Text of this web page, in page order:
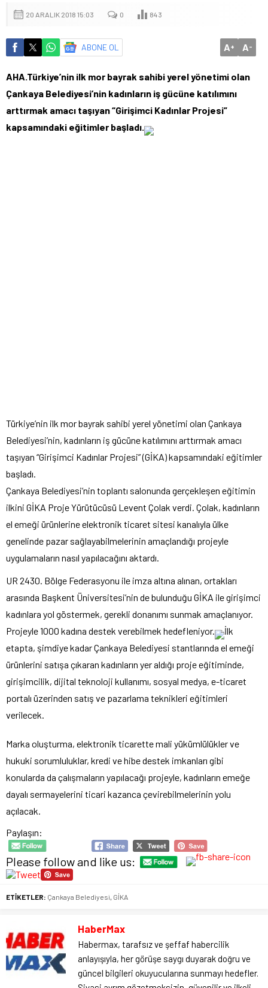
20 ARALIK 2018 15:03 0 843
ABONE OL A+ A-
AHA.Türkiye’nin ilk mor bayrak sahibi yerel yönetimi olan
Çankaya Belediyesi’nin kadınların iş gücüne katılımını
arttırmak amacı taşıyan “Girişimci Kadınlar Projesi”
kapsamındaki eğitimler başladı.
Türkiye’nin ilk mor bayrak sahibi yerel yönetimi olan Çankaya
Belediyesi’nin, kadınların iş gücüne katılımını arttırmak amacı
taşıyan “Girişimci Kadınlar Projesi” (GİKA) kapsamındaki eğitimler
başladı.
Çankaya Belediyesi’nin toplantı salonunda gerçekleşen eğitimin
ilkini GİKA Proje Yürütücüsü Levent Çolak verdi. Çolak, kadınların
el emeği ürünlerine elektronik ticaret sitesi kanalıyla ülke
genelinde pazar sağlayabilmelerinin amaçlandığı projeyle
uygulamaların nasıl yapılacağını aktardı.
UR 2430. Bölge Federasyonu ile imza altına alınan, ortakları
arasında Başkent Üniversitesi’nin de bulunduğu GİKA ile girişimci
kadınlara yol göstermek, gerekli donanımı sunmak amaçlanıyor.
Projeyle 1000 kadına destek verebilmek hedefleniyor.
İlk
etapta, şimdiye kadar Çankaya Belediyesi stantlarında el emeği
ürünlerini satışa çıkaran kadınların yer aldığı proje eğitiminde,
girişimcilik, dijital teknoloji kullanımı, sosyal medya, e-ticaret
portalı üzerinden satış ve pazarlama teknikleri eğitimleri
verilecek.
Marka oluşturma, elektronik ticarette mali yükümlülükler ve
hukuki sorumluluklar, kredi ve hibe destek imkanları gibi
konularda da çalışmaların yapılacağı projeyle, kadınların emeğe
dayalı sermayelerini ticari kazanca çevirebilmelerinin yolu
açılacak.
Paylaşın:
Please follow and like us:
ETİKETLER: Çankaya Belediyesi, GİKA
HaberMax
Habermax, tarafsız ve şeffaf habercilik
anlayışıyla, her görüşe saygı duyarak doğru ve
güncel bilgileri okuyucularına sunmayı hedefler.